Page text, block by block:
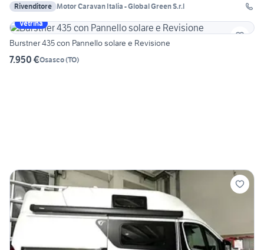
Rivenditore Motor Caravan Italia - Global Green S.r.l
Vetrina
Burstner 435 con Pannello solare e Revisione
7.950 €Osasco(TO)